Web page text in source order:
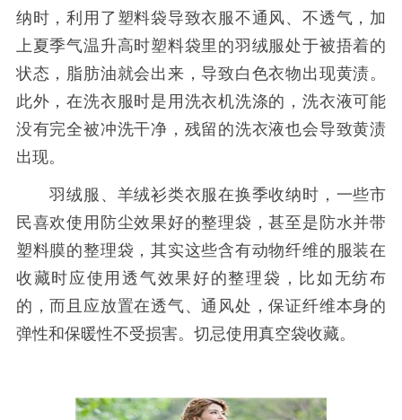
纳时，利用了塑料袋导致衣服不通风、不透气，加
上夏季气温升高时塑料袋里的羽绒服处于被捂着的
状态，脂肪油就会出来，导致白色衣物出现黄渍。
此外，在洗衣服时是用洗衣机洗涤的，洗衣液可能
没有完全被冲洗干净，残留的洗衣液也会导致黄渍
出现。
羽绒服、羊绒衫类衣服在换季收纳时，一些市
民喜欢使用防尘效果好的整理袋，甚至是防水并带
塑料膜的整理袋，其实这些含有动物纤维的服装在
收藏时应使用透气效果好的整理袋，比如无纺布
的，而且应放置在透气、通风处，保证纤维本身的
弹性和保暖性不受损害。切忌使用真空袋收藏。